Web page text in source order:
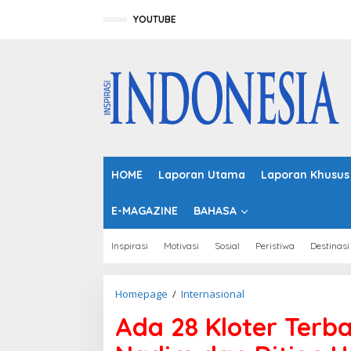
YOUTUBE
HOME Laporan Utama Laporan Khusus
E-MAGAZINE BAHASA
Inspirasi Motivasi Sosial Peristiwa Destinasi
Homepage / Internasional
a
2
Ada 28 Kloter